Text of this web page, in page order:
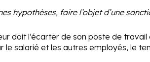
hypothèses, faire l’objet d’une
doit l’écarter de son poste de
le salarié et les autres employés, le